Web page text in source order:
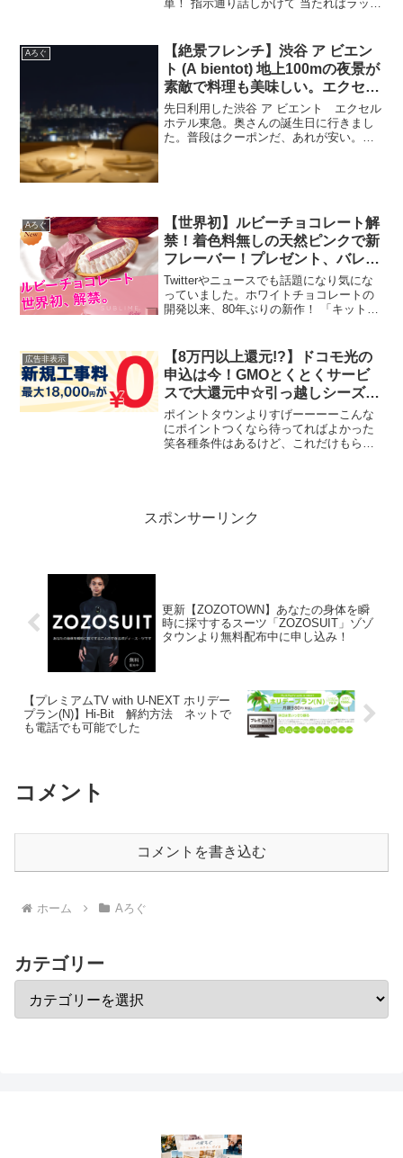
単！ 指示通り話しかけて 当たればラッキ
Aろぐ
【絶景フレンチ】渋谷 ア ビエン
ト (A bientot) 地上100mの夜景が
素敵で料理も美味しい。エクセル
ホテル東急25F
先日利用した渋谷 ア ビエント エクセル
ホテル東急。奥さんの誕生日に行きまし
た。普段はクーポンだ、あれが安い。今
Aろぐ
【世界初】ルビーチョコレート解
禁！着色料無しの天然ピンクで新
フレーバー！プレゼント、バレン
タインに★
Twitterやニュースでも話題になり気にな
っていました。ホワイトチョコレートの
開発以来、80年ぶりの新作！ 「キットカ
バレンタイン前に予約しGETしておきた
い商品ですね...
広告非表示
【8万円以上還元!?】ドコモ光の
申込は今！GMOとくとくサービ
スで大還元中☆引っ越しシーズン
はネット回線の開通に時間がかか
るのでお早めに！
ポイントタウンよりすげーーーーこんな
にポイントつくなら待ってればよかった
笑各種条件はあるけど、これだけもらえ
スポンサーリンク
更新【ZOZOTOWN】あなたの身体を瞬
時に採寸するスーツ「ZOZOSUIT」ゾゾ
タウンより無料配布中に申し込み！
【プレミアムTV with U-NEXT ホリデー
プラン(N)】Hi-Bit 解約方法 ネットで
も電話でも可能でした
コメント
コメントを書き込む
ホーム Aろぐ
カテゴリー